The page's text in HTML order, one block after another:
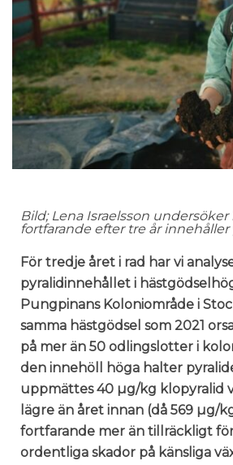
Bild; Lena Israelsson
fortfarande efter tre år innehåller
För tredje året i rad har vi
pyralidinnehållet i
Pungpinans Koloniområde i
samma hästgödsel som 2021
på mer än 50 odlingslotter i
den innehöll höga halter
uppmättes 40 µg/kg klopyralid
lägre än året innan (då 569 µg/
fortfarande mer än tillräckligt
ordentliga skador på känsliga